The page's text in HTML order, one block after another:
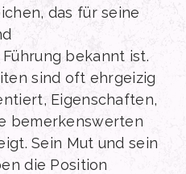
das für seine
bekannt ist.
sind oft ehrgeizig
Eigenschaften,
bemerkenswerten
Sein Mut und sein
die Position